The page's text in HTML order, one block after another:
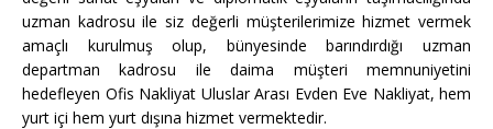
uzman kadrosu ile siz değerli müşterilerimize hizmet vermek
amaçlı kurulmuş olup, bünyesinde barındırdığı uzman
departman kadrosu ile daima müşteri memnuniyetini
hedefleyen Ofis Nakliyat Uluslar Arası Evden Eve Nakliyat, hem
yurt içi hem yurt dışına hizmet vermektedir.